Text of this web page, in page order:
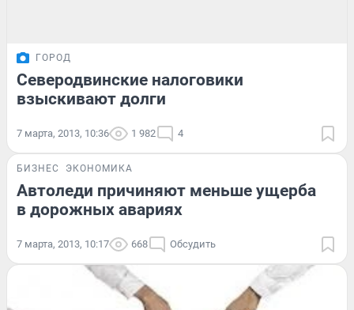
ГОРОД
Северодвинские налоговики
взыскивают долги
7 марта, 2013, 10:36 1 982 4
БИЗНЕС ЭКОНОМИКА
Автоледи причиняют меньше ущерба
в дорожных авариях
7 марта, 2013, 10:17 668 Обсудить